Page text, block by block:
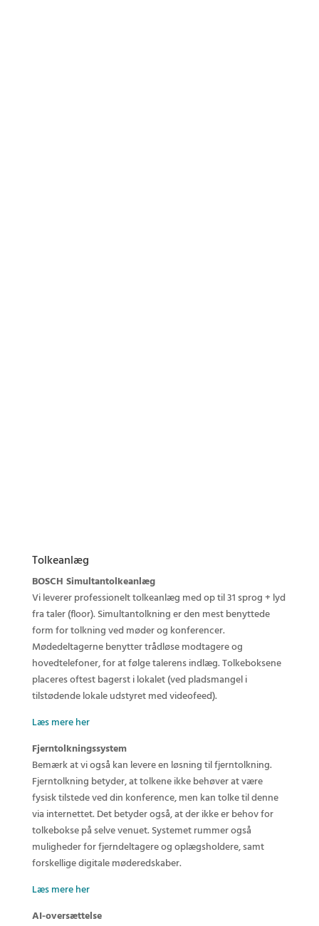
Tolkeanlæg
BOSCH Simultantolkeanlæg
Vi leverer professionelt tolkeanlæg med op til 31 sprog + lyd
fra taler (floor). Simultantolkning er den mest benyttede
form for tolkning ved møder og konferencer.
Mødedeltagerne benytter trådløse modtagere og
hovedtelefoner, for at følge talerens indlæg. Tolkeboksene
placeres oftest bagerst i lokalet (ved pladsmangel i
tilstødende lokale udstyret med videofeed).
Læs mere her
Fjerntolkningssystem
Bemærk at vi også kan levere en løsning til fjerntolkning.
Fjerntolkning betyder, at tolkene ikke behøver at være
fysisk tilstede ved din konference, men kan tolke til denne
via internettet. Det betyder også, at der ikke er behov for
tolkebokse på selve venuet. Systemet rummer også
muligheder for fjerndeltagere og oplægsholdere, samt
forskellige digitale møderedskaber.
Læs mere her
AI-oversættelse